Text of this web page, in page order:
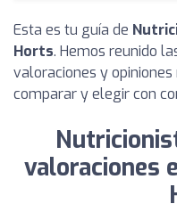
Esta es tu guía de
Horts. Hemos reunido
valoraciones y
comparar y elegir con
valoraciones